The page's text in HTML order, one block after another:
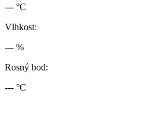
--- °C
Vlhkost:
--- %
Rosný bod:
--- °C